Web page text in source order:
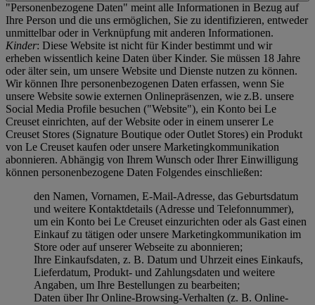
"Personenbezogene Daten" meint alle Informationen in Bezug auf
Ihre Person und die uns ermöglichen, Sie zu identifizieren, entweder
unmittelbar oder in Verknüpfung mit anderen Informationen.
Kinder: Diese Website ist nicht für Kinder bestimmt und wir
erheben wissentlich keine Daten über Kinder. Sie müssen 18 Jahre
oder älter sein, um unsere Website und Dienste nutzen zu können.
Wir können Ihre personenbezogenen Daten erfassen, wenn Sie
unsere Website sowie externen Onlinepräsenzen, wie z.B. unsere
Social Media Profile besuchen ("Website"), ein Konto bei Le
Creuset einrichten, auf der Website oder in einem unserer Le
Creuset Stores (Signature Boutique oder Outlet Stores) ein Produkt
von Le Creuset kaufen oder unsere Marketingkommunikation
abonnieren. Abhängig von Ihrem Wunsch oder Ihrer Einwilligung
können personenbezogene Daten Folgendes einschließen:
den Namen, Vornamen, E-Mail-Adresse, das Geburtsdatum
und weitere Kontaktdetails (Adresse und Telefonnummer),
um ein Konto bei Le Creuset einzurichten oder als Gast einen
Einkauf zu tätigen oder unsere Marketingkommunikation im
Store oder auf unserer Webseite zu abonnieren;
Ihre Einkaufsdaten, z. B. Datum und Uhrzeit eines Einkaufs,
Lieferdatum, Produkt- und Zahlungsdaten und weitere
Angaben, um Ihre Bestellungen zu bearbeiten;
Daten über Ihr Online-Browsing-Verhalten (z. B. Online-